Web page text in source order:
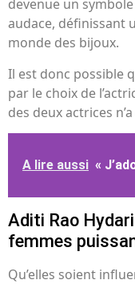
devenue un
audace, définissant
monde des bijoux.
Il est donc possible
par le choix de
des deux actrices
A lire aussi «
Aditi Rao
femmes
Qu’elles soient